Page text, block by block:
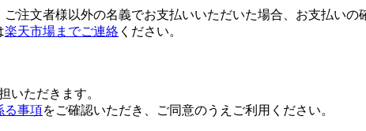
注文者様以外の名義でお支払いいただいた場合、お支払いの
楽天市場までご連絡 ください。
いただきます。
る事項をご確認いただき、ご同意のうえご利用ください。